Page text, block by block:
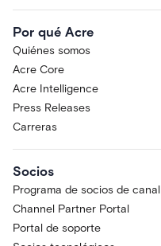
Por qué Acre
Quiénes somos
Acre Core
Acre Intelligence
Press Releases
Carreras
Socios
Programa de socios de canal
Channel Partner Portal
Portal de soporte